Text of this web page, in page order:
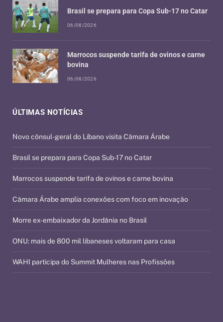
ÚLTIMAS NOTÍCIAS
Novo cônsul-geral do Líbano visita Câmara Árabe
Brasil se prepara para Copa Sub-17 no Catar
Marrocos suspende tarifa de ovinos e carne bovina
Câmara Árabe amplia conexões com foco em inovação
Morre ex-embaixador da Jordânia no Brasil
ONU: mais de 800 mil libaneses voltaram para casa
WAHI participa do Summit Mulheres nas Profissões
Brasil se prepara para Copa Sub-17 no Catar
06/08/2026
Marrocos suspende tarifa de ovinos e carne
bovina
06/08/2026